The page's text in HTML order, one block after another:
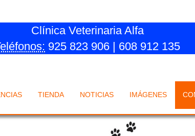
Clínica Veterinaria Alfa
925 823 906 | 608 912 135
TIENDA NOTICIAS IMÁGENES